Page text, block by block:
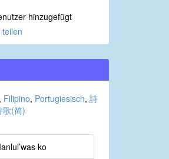
hinzugefügt
, Filipino, Portugiesisch, 詩
歌(简)
ko